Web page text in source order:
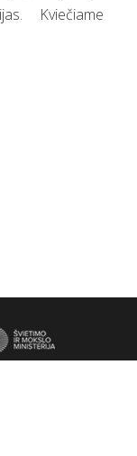
Kviečiame